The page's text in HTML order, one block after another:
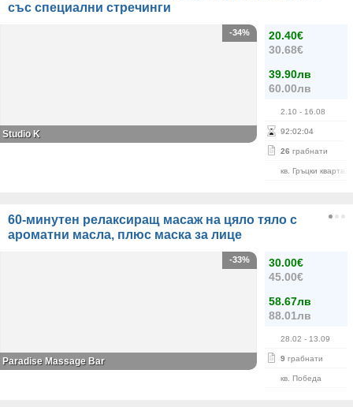
със специални стречинги
20.40€
30.68€
39.90лв
60.00лв
2.10 - 16.08
92:02:03
26 грабнати
кв. Гръцки квартал
-34%
Studio K
60-минутен релаксиращ масаж на цяло тяло с
ароматни масла, плюс маска за лице
30.00€
45.00€
58.67лв
88.01лв
28.02 - 13.09
9 грабнати
кв. Победа
-33%
Paradise Massage Bar